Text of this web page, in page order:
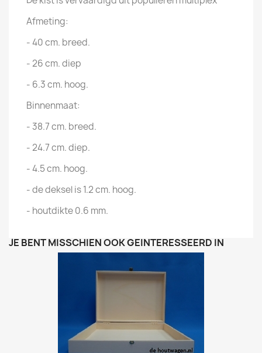
Afmeting:
- 40 cm. breed.
- 26 cm. diep
- 6.3 cm. hoog.
Binnenmaat:
- 38.7 cm. breed.
- 24.7 cm. diep.
- 4.5 cm. hoog.
- de deksel is 1.2 cm. hoog.
- houtdikte 0.6 mm.
JE BENT MISSCHIEN OOK GEÏNTERESSEERD IN